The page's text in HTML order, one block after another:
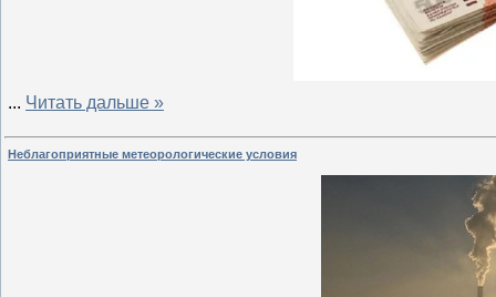
... Читать дальше »
Неблагоприятные метеорологические условия